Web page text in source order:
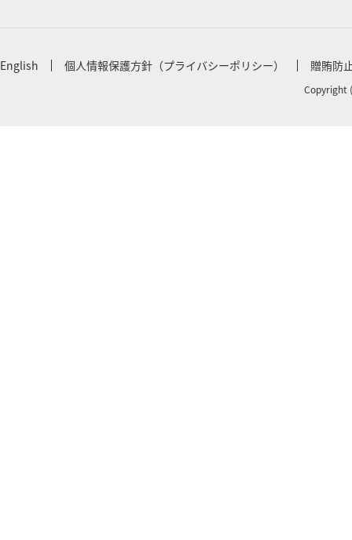
English 個人情報保護方針（プライバシーポリシー） 贈賄防
Copyright